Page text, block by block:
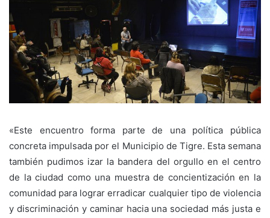
«Este encuentro forma parte de una política pública
concreta impulsada por el Municipio de Tigre. Esta semana
también pudimos izar la bandera del orgullo en el centro
de la ciudad como una muestra de concientización en la
comunidad para lograr erradicar cualquier tipo de violencia
y discriminación y caminar hacia una sociedad más justa e